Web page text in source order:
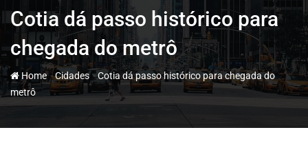
Cotia dá passo histórico para
chegada do metrô
Home-Cidades-Cotia dá passo histórico para chegada do
metrô